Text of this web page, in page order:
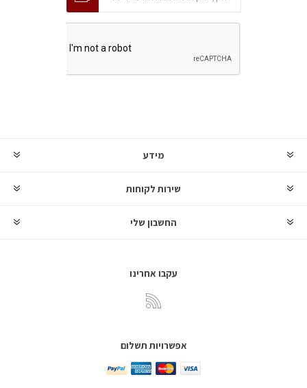
מידע
שירות לקוחות
החשבון שלי
עקבו אחרינו
אפשרויות תשלום